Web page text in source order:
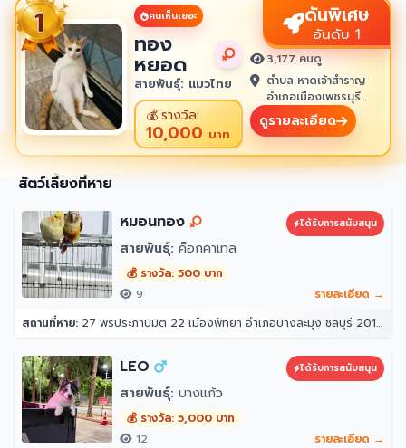
คนเห็นเยอะ
ทอง
หยอด
สายพันธุ์: แมวไทย
💰รางวัล:
10,000 บาท
ดันพิเศษ
อันดับ 1
3,177 คนดู
ตำบล หาดเจ้าสำราญ
อำเภอเมืองเพชรบุรี
เพชรบุรี 76100
ดูรายละเอียด
สัตว์เลี้ยงที่หาย
หมอนทอง
ได้รับการสนับสนุน
สายพันธุ์: ค็อกคาเทล
💰 รางวัล: 500 บาท
9
รายละเอียด →
สถานที่หาย: 27 พรประภานิมิต 22 เมืองพัทยา อำเภอบางละมุง ชลบุรี 20150
LEO ได้รับการสนับสนุน
สายพันธุ์: บางแก้ว
💰 รางวัล: 5,000 บาท
12
รายละเอียด →